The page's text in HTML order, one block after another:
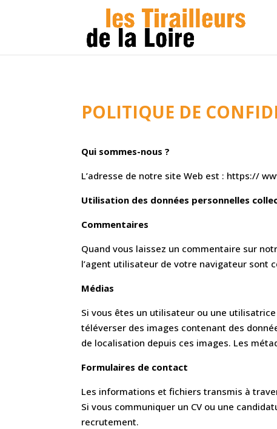
POLITIQUE DE
Qui sommes-nous ?
L’adresse de notre site Web est : https://
Utilisation des données personnelles
Commentaires
Quand vous laissez un commentaire sur
l’agent utilisateur de votre navigateur sont
Médias
Si vous êtes un utilisateur ou une
téléverser des images contenant des
de localisation depuis ces images. Les
Formulaires de contact
Les informations et fichiers transmis à
Si vous communiquer un CV ou une
recrutement.